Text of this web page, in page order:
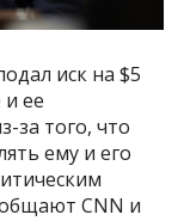
иск на $5
ее
за того, что
ему и его
CNN и